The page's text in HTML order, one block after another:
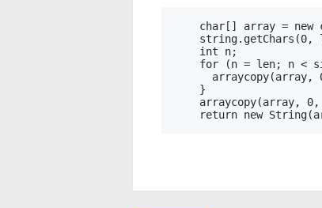
char[] array = new
string.getChars(0,
    int n;
for (n = len; n <
arraycopy(array,
    }
arraycopy(array,